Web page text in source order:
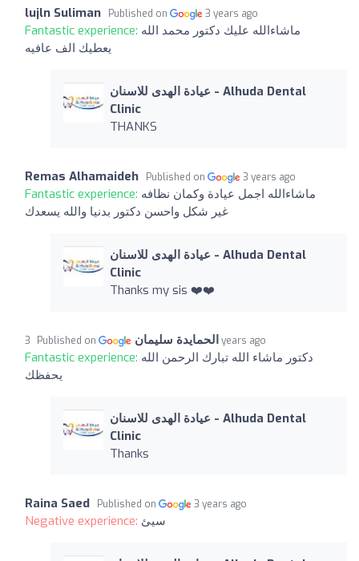
lujln Suliman Published on 3 years ago
Fantastic experience: ماشاءالله عليك دكتور محمد الله
يعطيك الف عافيه
عيادة الهدى للاسنان - Alhuda Dental
Clinic
THANKS
Remas Alhamaideh Published on 3 years ago
Fantastic experience: ماشاءالله اجمل عيادة وكمان نظافه
غير شكل واحسن دكتور بدنيا والله يسعدك
عيادة الهدى للاسنان - Alhuda Dental
Clinic
Thanks my sis ❤️❤️
الحمايدة سليمان Published on 3 years ago
Fantastic experience: دكتور ماشاء الله تبارك الرحمن الله
يحفظك
عيادة الهدى للاسنان - Alhuda Dental
Clinic
Thanks
Raina Saed Published on 3 years ago
Negative experience: سيئ